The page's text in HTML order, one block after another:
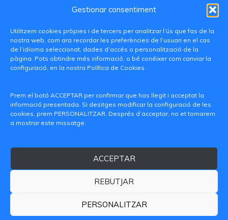
Gestionar consentiment
Utilitzem cookies pròpies i de tercers per analitzar l’ús que fas de la
nostra web, com ara recordar les preferències de l’usuari en el cas
de l’idioma seleccionat, dades d’accés o personalització de la
pàgina. Pots obtindre més informació, o bé conéixer com canviar la
configuració, en la nostra Política de Cookies.
Prem el botó ACCEPTAR per confirmar que has llegit i acceptat la
informació presentada. Si desitges modificar la configuració de les
cookies, prem PERSONALITZAR. Després d’acceptar, no et tornarem
a mostrar este missatge.
ACCEPTAR
REBUTJAR
PERSONALITZAR
C/ Paranimf, 1 - 46730 Grau de Gandia
+34 962849333
DE VALÈNCIA
Avís legalPolítica de privacitat